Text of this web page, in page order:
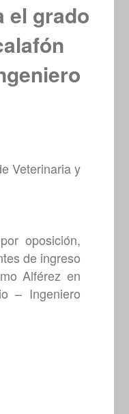
el grado
Veterinaria y
oposición,
de ingreso
Alférez en
– Ingeniero